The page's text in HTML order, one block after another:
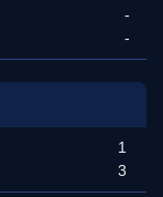
-
-
1
3